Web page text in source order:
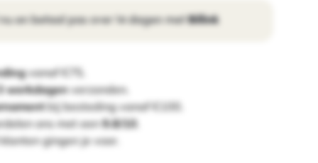
nu en betaal pas over 14 dagen met Billink
vanaf €75.
werkdagenverzonden.
bij besteding vanaf €100.
ons met een9.8/10
gingen je voor.